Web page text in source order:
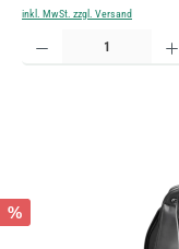
inkl. MwSt. zzgl. Versand
Produkt Anzahl: Gib den
%